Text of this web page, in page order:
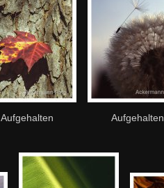
Aufgehalten Aufgehalten